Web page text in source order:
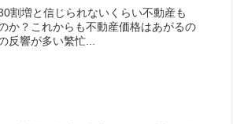
割増と信じられないくらい不動産も
か？これからも不動産価格はあがるの
反響が多い繁忙...